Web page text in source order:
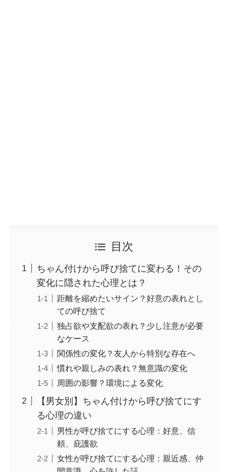
目次
ちゃん付けから呼び捨てに変わる！その
変化に隠された心理とは？
距離を縮めたいサイン？好意の表れとし
ての呼び捨て
独占欲や支配欲の表れ？少し注意が必要
なケース
関係性の変化？友人から特別な存在へ
慣れや親しみの表れ？無意識の変化
周囲の影響？環境による変化
【男女別】ちゃん付けから呼び捨てにす
る心理の違い
男性が呼び捨てにする心理：好意、信
頼、庇護欲
女性が呼び捨てにする心理：親近感、仲